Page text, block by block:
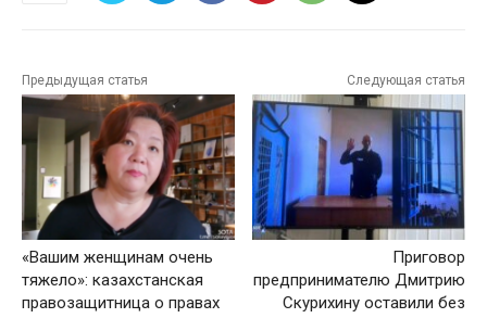
Предыдущая статья
«Вашим женщинам очень
тяжело»: казахстанская
правозащитница о правах
Следующая статья
Приговор
предпринимателю Дмитрию
Скурихину оставили без